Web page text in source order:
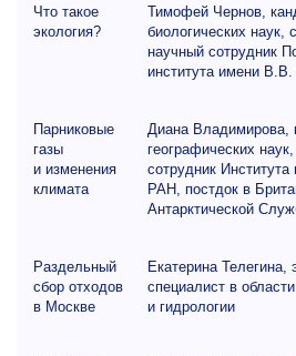
Что такое
экология?
Тимофей Чернов,
биологических наук,
научный сотрудник
института имени В.В.
Парниковые
газы
и изменения
климата
Диана Владимирова,
географических
сотрудник Института
РАН, постдок в
Антарктической
Раздельный
сбор отходов
в Москве
Екатерина Телегина,
специалист в
и гидрологии